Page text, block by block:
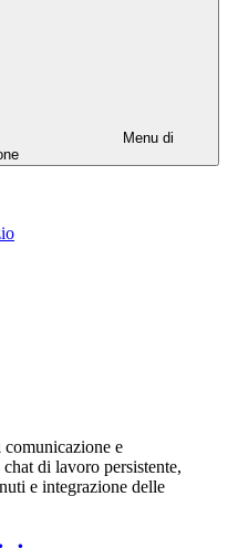
Menu di
e
di lavoro persistente,
e integrazione delle